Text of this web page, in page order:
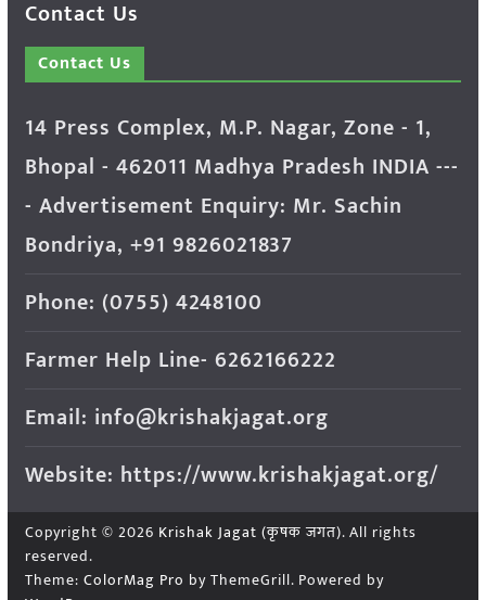
Contact Us
Contact Us
14 Press Complex, M.P. Nagar, Zone - 1,
Bhopal - 462011 Madhya Pradesh INDIA ---
- Advertisement Enquiry: Mr. Sachin
Bondriya, +91 9826021837
Phone: (0755) 4248100
Farmer Help Line- 6262166222
Email: info@krishakjagat.org
Website: https://www.krishakjagat.org/
Copyright © 2026 Krishak Jagat (कृषक जगत). All rights
reserved.
Theme: ColorMag Pro by ThemeGrill. Powered by